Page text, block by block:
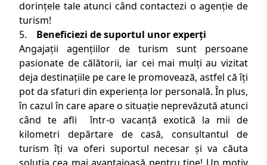
dorințele tale atunci cândcontactezi o agenție de
turism!
5.
Beneficiezi de suportul unor experți
Angajații agențiilor de turism sunt persoane
pasionate de călătorii, iar cei mai mulți au vizitat
deja destinațiile pe care le promovează, astfel că îți
pot da sfaturi din experiența lor personală. În plus,
în cazul în care apare o situație neprevăzută atunci
când te afli într-o vacanță exotică la mii de
kilometri depărtare de casă, consultantul de
turism îți va oferi suportul necesar și va căuta